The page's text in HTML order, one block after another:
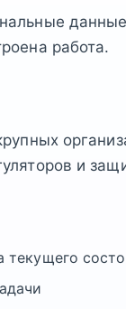
работа.
и
текущего